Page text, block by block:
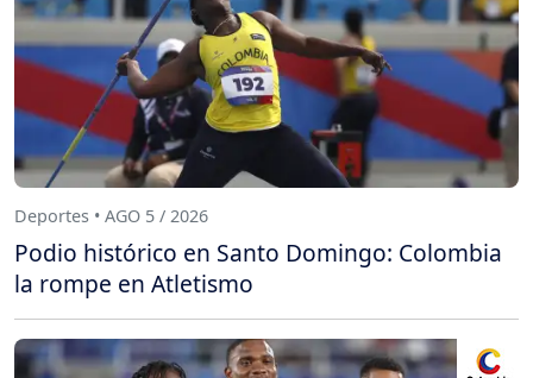
Deportes • AGO 5 / 2026
Podio histórico en Santo Domingo: Colombia
la rompe en Atletismo